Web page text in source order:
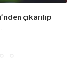
çıkarılıp